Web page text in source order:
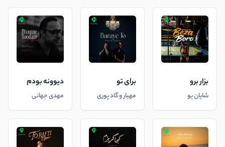
بزار برو
شایان یو
برای تو
مهیار و گاد پوری
دیوونه بودم
مهدی جهانی